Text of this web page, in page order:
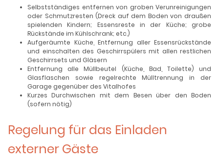
Selbstständiges entfernen von groben Verunreinigungen
oder Schmutzresten (Dreck auf dem Boden von draußen
spielenden Kindern; Essensreste in der Küche; grobe
Rückstände im Kühlschrank; etc.)
Aufgeräumte Küche, Entfernung aller Essensrückstände
und einschalten des Geschirrspülers mit allen restlichen
Geschirrsets und Gläsern
Entfernung alle Müllbeutel (Küche, Bad, Toilette) und
Glasflaschen sowie regelrechte Mülltrennung in der
Garage gegenüber des Vitalhofes
Kurzes Durchwischen mit dem Besen über den Boden
(sofern nötig)
Regelung für das Einladen
externer Gäste